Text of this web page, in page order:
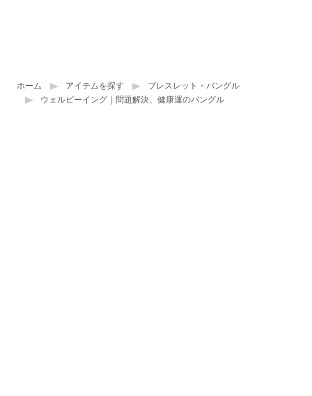
ホーム アイテムを探す
ブレスレット・バングル
ウェルビーイング｜問題解決、健康運のバングル